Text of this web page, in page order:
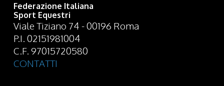
Federazione Italiana
Sport Equestri
Viale Tiziano 74 - 00196 Roma
P.I. 02151981004
C.F. 97015720580
CONTATTI